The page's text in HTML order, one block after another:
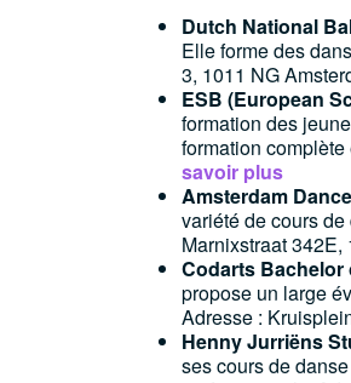
Dutch National
Elle forme des
3, 1011 NG
ESB (European
formation des
formation
savoir plus
Amsterdam
variété de cours
Marnixstraat
Codarts Bachelor
propose un large
Adresse :
Henny Jurriëns
ses cours de